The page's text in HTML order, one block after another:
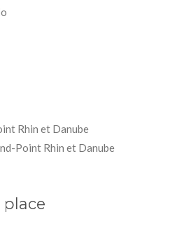
Rhin et Danube
Point Rhin et Danube
place